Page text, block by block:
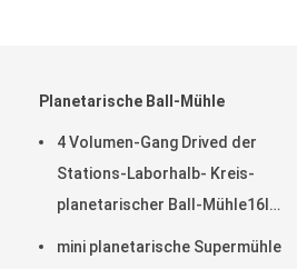
Planetarische Ball-Mühle
4 Volumen-Gang Drived der
Stations-Laborhalb- Kreis-
planetarischer Ball-Mühle16l
mini planetarische Supermühle